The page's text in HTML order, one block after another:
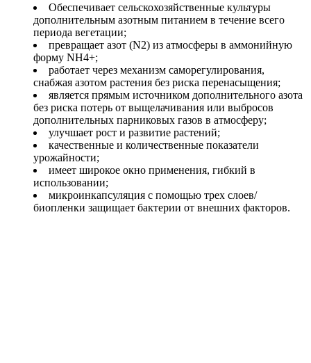
Обеспечивает сельскохозяйственные культуры
дополнительным азотным питанием в течение всего
периода вегетации;
превращает азот (N2) из ​​атмосферы в аммонийную
форму NH4+;
работает через механизм саморегулирования,
снабжая азотом растения без риска перенасыщения;
является прямым источником дополнительного азота
без риска потерь от выщелачивания или выбросов
дополнительных парниковых газов в атмосферу;
улучшает рост и развитие растений;
качественные и количественные показатели
урожайности;
имеет широкое окно применения, гибкий в
использовании;
микроинкапсуляция с помощью трех слоев/
биопленки защищает бактерии от внешних факторов.